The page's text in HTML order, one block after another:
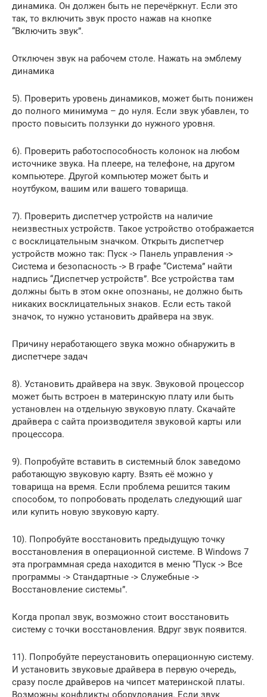
динамика. Он должен быть не перечёркнут. Если это
так, то включить звук просто нажав на кнопке
“Включить звук”.
Отключен звук на рабочем столе. Нажать на эмблему
динамика
5). Проверить уровень динамиков, может быть понижен
до полного минимума – до нуля. Если звук убавлен, то
просто повысить ползунки до нужного уровня.
6). Проверить работоспособность колонок на любом
источнике звука. На плеере, на телефоне, на другом
компьютере. Другой компьютер может быть и
ноутбуком, вашим или вашего товарища.
7). Проверить диспетчер устройств на наличие
неизвестных устройств. Такое устройство отображается
с восклицательным значком. Открыть диспетчер
устройств можно так: Пуск -> Панель управления ->
Система и безопасность -> В графе “Система” найти
надпись “Диспетчер устройств”. Все устройства там
должны быть в этом окне опознаны, не должно быть
никаких восклицательных знаков. Если есть такой
значок, то нужно установить драйвера на звук.
Причину неработающего звука можно обнаружить в
диспетчере задач
8). Установить драйвера на звук. Звуковой процессор
может быть встроен в материнскую плату или быть
установлен на отдельную звуковую плату. Скачайте
драйвера с сайта производителя звуковой карты или
процессора.
9). Попробуйте вставить в системный блок заведомо
работающую звуковую карту. Взять её можно у
товарища на время. Если проблема решится таким
способом, то попробовать проделать следующий шаг
или купить новую звуковую карту.
10). Попробуйте восстановить предыдущую точку
восстановления в операционной системе. В Windows 7
эта программная среда находится в меню “Пуск -> Все
программы -> Стандартные -> Служебные ->
Восстановление системы”.
Когда пропал звук, возможно стоит восстановить
систему с точки восстановления. Вдруг звук появится.
11). Попробуйте переустановить операционную систему.
И установить звуковые драйвера в первую очередь,
сразу после драйверов на чипсет материнской платы.